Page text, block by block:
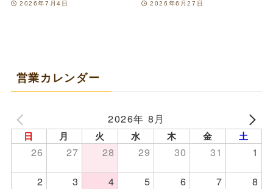
2026年7月4日 2026年6月27日
営業カレンダー
2026年 8月
日 月 火 水 木 金 土
26 27 28 29 30 31
1
2
3 4 5 6 7 8